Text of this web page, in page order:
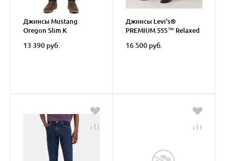
Джинсы Mustang
Oregon Slim K
13 390 руб.
Джинсы Levi's®
PREMIUM 555™ Relaxed
16 500 руб.